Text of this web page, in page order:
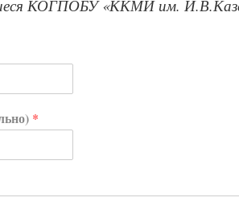
КОГПОБУ «ККМИ им.
*